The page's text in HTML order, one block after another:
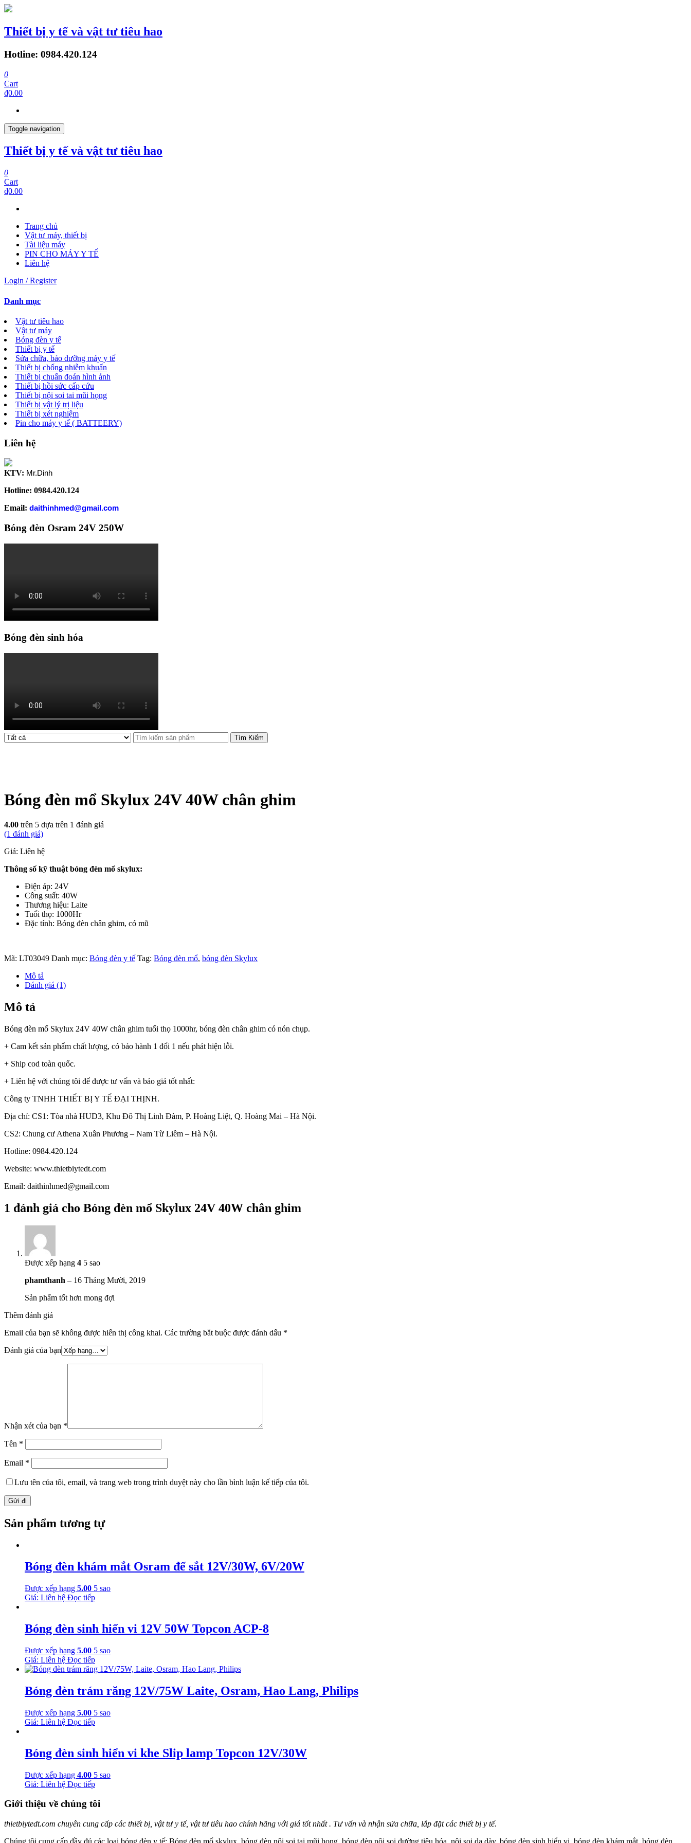
Thiết bị y tế và vật tư tiêu hao
Hotline: 0984.420.124
0
Cart
₫0.00
Toggle navigation
Thiết bị y tế và vật tư tiêu hao
0
Cart
₫0.00
Trang chủ
Vật tư máy, thiết bị
Tài liệu máy
PIN CHO MÁY Y TẾ
Liên hệ
Login / Register
Danh mục
Vật tư tiêu hao
Vật tư máy
Bóng đèn y tế
Thiết bị y tế
Sửa chữa, bảo dưỡng máy y tế
Thiết bị chống nhiễm khuẩn
Thiết bị chuẩn đoán hình ảnh
Thiết bị hồi sức cấp cứu
Thiết bị nội soi tai mũi họng
Thiết bị vật lý trị liệu
Thiết bị xét nghiệm
Pin cho máy y tế ( BATTEERY)
Liên hệ
KTV: Mr.Dinh
Hotline: 0984.420.124
Email: daithinhmed@gmail.com
Bóng đèn Osram 24V 250W
Bóng đèn sinh hóa
Tìm Kiếm
Bóng đèn mổ Skylux 24V 40W chân ghim
4.00 trên 5 dựa trên 1 đánh giá
(1 đánh giá)
Giá: Liên hệ
Thông số kỹ thuật bóng đèn mổ skylux:
Điện áp: 24V
Công suất: 40W
Thương hiệu: Laite
Tuổi thọ: 1000Hr
Đặc tính: Bóng đèn chân ghim, có mũ
Mã: LT03049 Danh mục: Bóng đèn y tế Tag: Bóng đèn mổ, bóng đèn Skylux
Mô tả
Đánh giá (1)
Mô tả
Bóng đèn mổ Skylux 24V 40W chân ghim tuổi thọ 1000hr, bóng đèn chân ghim có nón chụp.
+ Cam kết sản phẩm chất lượng, có bảo hành 1 đổi 1 nếu phát hiện lỗi.
+ Ship cod toàn quốc.
+ Liên hệ với chúng tôi để được tư vấn và báo giá tốt nhất:
Công ty TNHH THIẾT BỊ Y TẾ ĐẠI THỊNH.
Địa chỉ: CS1: Tòa nhà HUD3, Khu Đô Thị Linh Đàm, P. Hoàng Liệt, Q. Hoàng Mai – Hà Nội.
CS2: Chung cư Athena Xuân Phương – Nam Từ Liêm – Hà Nội.
Hotline: 0984.420.124
Website: www.thietbiytedt.com
Email: daithinhmed@gmail.com
1 đánh giá cho Bóng đèn mổ Skylux 24V 40W chân ghim
Được xếp hạng 4 5 sao
phamthanh – 16 Tháng Mười, 2019
Sản phẩm tốt hơn mong đợi
Thêm đánh giá
Email của bạn sẽ không được hiển thị công khai. Các trường bắt buộc được đánh dấu *
Đánh giá của bạn
Nhận xét của bạn *
Tên *
Email *
Lưu tên của tôi, email, và trang web trong trình duyệt này cho lần bình luận kế tiếp của tôi.
Sản phẩm tương tự
Bóng đèn khám mắt Osram đế sắt 12V/30W, 6V/20W
Được xếp hạng 5.00 5 sao
Giá: Liên hệ Đọc tiếp
Bóng đèn sinh hiển vi 12V 50W Topcon ACP-8
Được xếp hạng 5.00 5 sao
Giá: Liên hệ Đọc tiếp
Bóng đèn trám răng 12V/75W Laite, Osram, Hao Lang, Philips
Được xếp hạng 5.00 5 sao
Giá: Liên hệ Đọc tiếp
Bóng đèn sinh hiển vi khe Slip lamp Topcon 12V/30W
Được xếp hạng 4.00 5 sao
Giá: Liên hệ Đọc tiếp
Giới thiệu về chúng tôi
thietbiytedt.com chuyên cung cấp các thiết bị, vật tư y tế, vật tư tiêu hao chính hãng với giá tốt nhất . Tư vấn và nhận sửa chữa, lắp đặt các thiết bị y tế.